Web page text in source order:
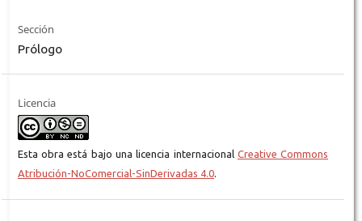
Sección
Prólogo
Licencia
Esta obra está bajo una licencia internacional Creative Commons
Atribución-NoComercial-SinDerivadas 4.0.